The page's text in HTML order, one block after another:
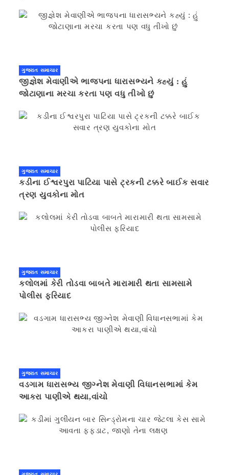
ગુજરાત સમાચાર
જીજ્ઞેશ મેવાણીએ ભાજપના ધારાસભ્યને કહ્યું : હું
જોટાણાના મરચા કરતા પણ વધુ તીખો છું
ગુજરાત સમાચાર
કડીના ઈશ્વરપુરા પાટિયા પાસે ટ્રકની ટક્કરે બાઈક સવાર
ત્રણ યુવકોના મોત
ગુજરાત સમાચાર
કલોલમાં કેરી તોડવા બાબતે મારામારી થતા સામસામે
પોલીસ ફરિયાદ
ગુજરાત સમાચાર
વડગામ ધારાસભ્ય જીગ્નેશ મેવાણી વિધાનસભામાં કેમ
આકરા પાણીએ થયા,વાંચો